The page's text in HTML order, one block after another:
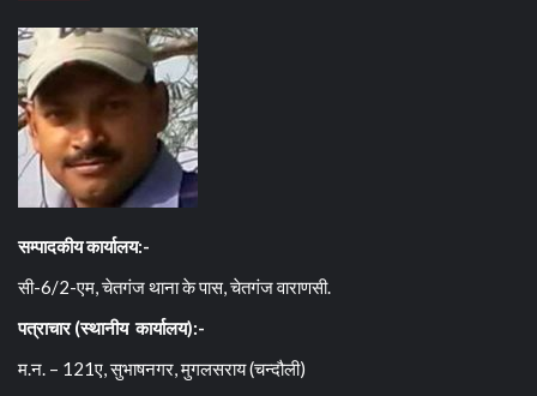
सम्पादकीय कार्यालय:-
सी-6/2-एम, चेतगंज थाना के पास, चेतगंज वाराणसी.
पत्राचार (स्थानीय कार्यालय):-
म.न. – 121ए, सुभाषनगर, मुगलसराय (चन्दौली)